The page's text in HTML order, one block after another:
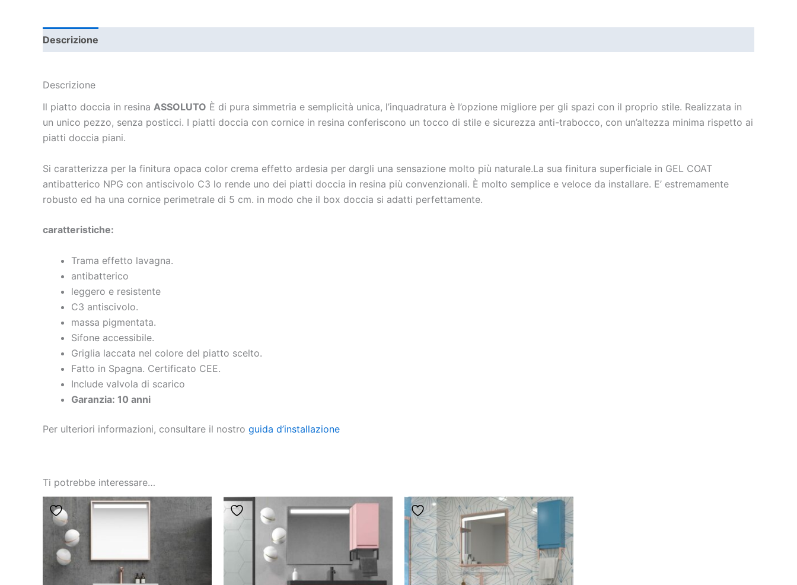
Descrizione
Descrizione
Il piatto doccia in resina ASSOLUTO È di pura simmetria e semplicità unica, l’inquadratura è l’opzione migliore per gli spazi con il proprio stile. Realizzata in
un unico pezzo, senza posticci. I piatti doccia con cornice in resina conferiscono un tocco di stile e sicurezza anti-trabocco, con un’altezza minima rispetto ai
piatti doccia piani.
Si caratterizza per la finitura opaca color crema effetto ardesia per dargli una sensazione molto più naturale.La sua finitura superficiale in GEL COAT
antibatterico NPG con antiscivolo C3 lo rende uno dei piatti doccia in resina più convenzionali. È molto semplice e veloce da installare. E’ estremamente
robusto ed ha una cornice perimetrale di 5 cm. in modo che il box doccia si adatti perfettamente.
caratteristiche:
Trama effetto lavagna.
antibatterico
leggero e resistente
C3 antiscivolo.
massa pigmentata.
Sifone accessibile.
Griglia laccata nel colore del piatto scelto.
Fatto in Spagna. Certificato CEE.
Include valvola di scarico
Garanzia: 10 anni
Per ulteriori informazioni, consultare il nostro guida d’installazione
Ti potrebbe interessare…